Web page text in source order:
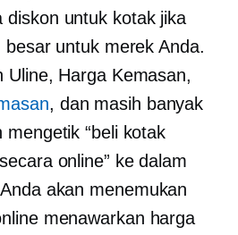
diskon untuk kotak jika
untuk merek Anda.
Uline, Harga Kemasan,
, dan masih banyak
mengetik “beli kotak
online” ke dalam
akan menemukan
menawarkan harga